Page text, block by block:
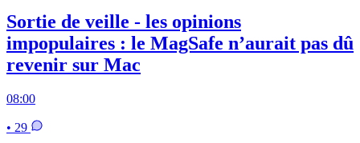
Sortie de veille - les opinions
impopulaires : le MagSafe n’aurait pas dû
revenir sur Mac
08:00
• 29